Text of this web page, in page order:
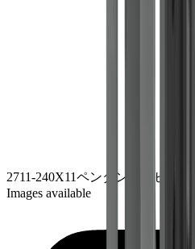
2711-240X11ペンダントヘビー240
Images available